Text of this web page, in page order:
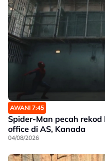
AWANI 7:45
Spider-Man pecah
office di AS, Kanada
04/08/2026